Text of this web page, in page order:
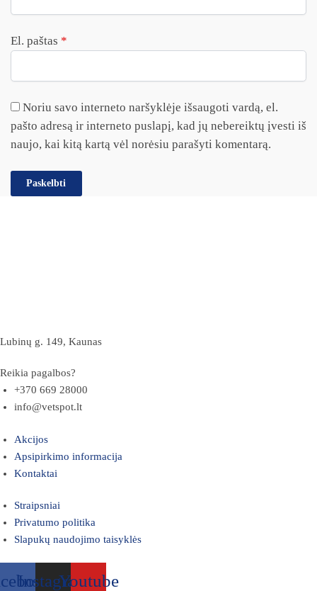
El. paštas *
Noriu savo interneto naršyklėje išsaugoti vardą, el.
pašto adresą ir interneto puslapį, kad jų nebereiktų įvesti iš
naujo, kai kitą kartą vėl norėsiu parašyti komentarą.
Lubinų g. 149, Kaunas
Reikia pagalbos?
+370 669 28000
info@vetspot.lt
Akcijos
Apsipirkimo informacija
Kontaktai
Straipsniai
Privatumo politika
Slapukų naudojimo taisyklės
InstagramYoutube